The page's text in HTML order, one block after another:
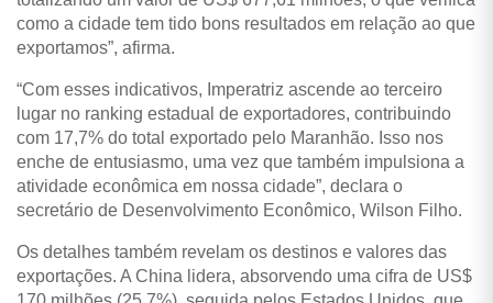
como a cidade tem tido bons resultados em relação ao que
exportamos”, afirma.
“Com esses indicativos, Imperatriz ascende ao terceiro
lugar no ranking estadual de exportadores, contribuindo
com 17,7% do total exportado pelo Maranhão. Isso nos
enche de entusiasmo, uma vez que também impulsiona a
atividade econômica em nossa cidade”, declara o
secretário de Desenvolvimento Econômico, Wilson Filho.
Os detalhes também revelam os destinos e valores das
exportações. A China lidera, absorvendo uma cifra de US$